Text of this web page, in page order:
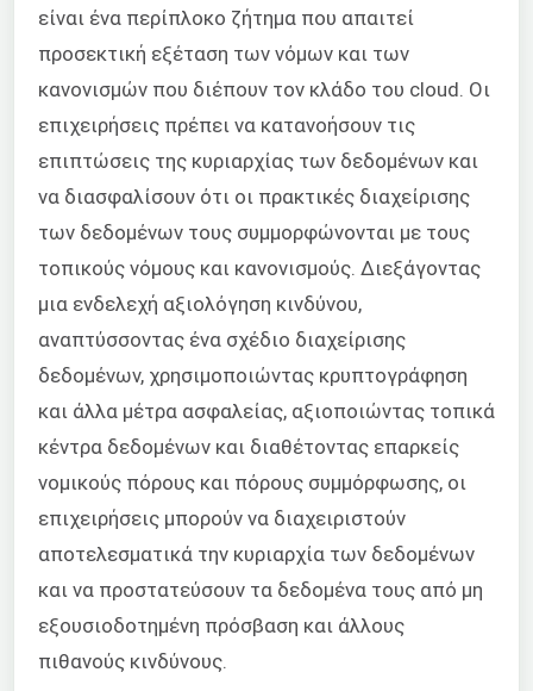
είναι ένα περίπλοκο ζήτημα που απαιτεί
προσεκτική εξέταση των νόμων και των
κανονισμών που διέπουν τον κλάδο του cloud. Οι
επιχειρήσεις πρέπει να κατανοήσουν τις
επιπτώσεις της κυριαρχίας των δεδομένων και
να διασφαλίσουν ότι οι πρακτικές διαχείρισης
των δεδομένων τους συμμορφώνονται με τους
τοπικούς νόμους και κανονισμούς. Διεξάγοντας
μια ενδελεχή αξιολόγηση κινδύνου,
αναπτύσσοντας ένα σχέδιο διαχείρισης
δεδομένων, χρησιμοποιώντας κρυπτογράφηση
και άλλα μέτρα ασφαλείας, αξιοποιώντας τοπικά
κέντρα δεδομένων και διαθέτοντας επαρκείς
νομικούς πόρους και πόρους συμμόρφωσης, οι
επιχειρήσεις μπορούν να διαχειριστούν
αποτελεσματικά την κυριαρχία των δεδομένων
και να προστατεύσουν τα δεδομένα τους από μη
εξουσιοδοτημένη πρόσβαση και άλλους
πιθανούς κινδύνους.